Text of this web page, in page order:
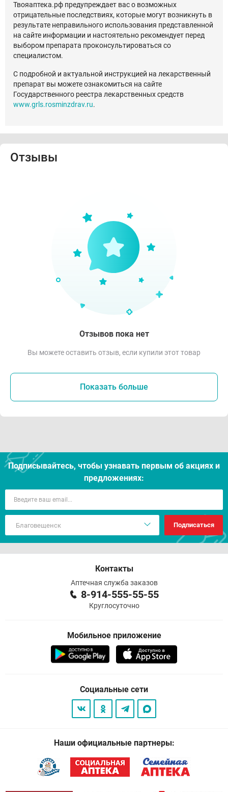
Твояаптека.рф предупреждает вас о возможных
отрицательные последствиях, которые могут возникнуть в
результате неправильного использования представленной
на сайте информации и настоятельно рекомендует перед
выбором препарата проконсультироваться со
специалистом.
С подробной и актуальной инструкцией на лекарственный
препарат вы можете ознакомиться на сайте
Государственного реестра лекарственных средств
www.grls.rosminzdrav.ru.
Отзывы
Отзывов пока нет
Вы можете оставить отзыв, если купили этот товар
Показать больше
Подписывайтесь, чтобы узнавать первым об акцияx и
предложениях:
Подписаться
Контакты
Аптечная служба заказов
8-914-555-55-55
Круглосуточно
Мобильное приложение
Социальные сети
Наши официальные партнеры: